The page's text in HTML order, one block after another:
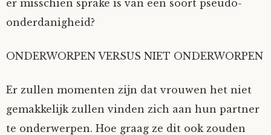
er misschien sprake is van een soort pseudo-
onderdanigheid?
ONDERWORPEN VERSUS NIET ONDERWORPEN
Er zullen momenten zijn dat vrouwen het niet
gemakkelijk zullen vinden zich aan hun partner
te onderwerpen. Hoe graag ze dit ook zouden